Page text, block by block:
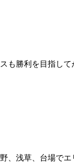
も勝利を目指して
、浅草、台場でエ